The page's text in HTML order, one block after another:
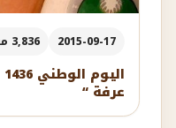
2015-09-17 3,836 مشاهدة
عرفة “